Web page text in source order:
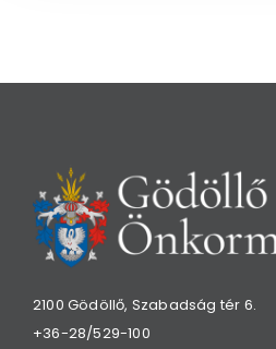
2100 Gödöllő, Szabadság tér 6.
+36-28/529-100